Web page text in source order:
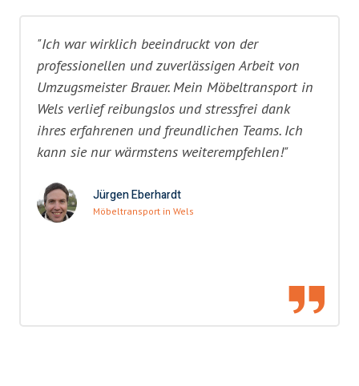
"Ich war wirklich beeindruckt von der
professionellen und zuverlässigen Arbeit von
Umzugsmeister Brauer. Mein Möbeltransport in
Wels verlief reibungslos und stressfrei dank
ihres erfahrenen und freundlichen Teams. Ich
kann sie nur wärmstens weiterempfehlen!"
Jürgen Eberhardt
Möbeltransport in Wels